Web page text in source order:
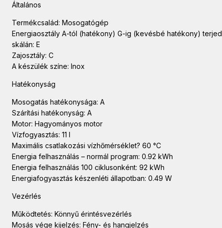
Általános
Termékcsalád: Mosogatógép
Energiaosztály A-tól (hatékony) G-ig (kevésbé hatékony)
skálán: E
Zajosztály: C
A készülék színe: Inox
Hatékonyság
Mosogatás hatékonysága: A
Szárítási hatékonyság: A
Motor: Hagyományos motor
Vízfogyasztás: 11 l
Maximális csatlakozási vízhőmérséklet? 60 °C
Energia felhasználás – normál program: 0.92 kWh
Energia felhasználás 100 ciklusonként: 92 kWh
Energiafogyasztás készenléti állapotban: 0.49 W
Vezérlés
Működtetés: Könnyű érintésvezérlés
Mosás vége kijelzés: Fény- és hangjelzés